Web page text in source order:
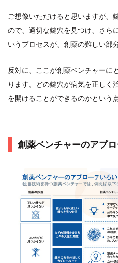
ご想像いただけると思いますが、
ので、適切な鍵穴を見つけ、さら
いうプロセスが、創薬の難しい部
反対に、ここが創薬ベンチャーに
ります。どの鍵穴が病気を正しく
を開けることができるのかという点
創薬ベンチャーのアプ